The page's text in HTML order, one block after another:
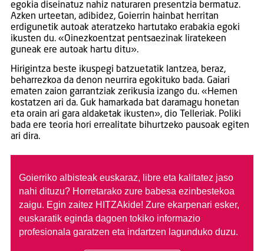
egokia diseinatuz nahiz naturaren presentzia bermatuz.
Azken urteetan, adibidez, Goierrin hainbat herritan
erdigunetik autoak ateratzeko hartutako erabakia egoki
ikusten du. «Oinezkoentzat pentsaezinak liratekeen
guneak ere autoak hartu ditu».
Hirigintza beste ikuspegi batzuetatik lantzea, beraz,
beharrezkoa da denon neurrira egokituko bada. Gaiari
ematen zaion garrantziak zerikusia izango du. «Hemen
kostatzen ari da. Guk hamarkada bat daramagu honetan
eta orain ari gara aldaketak ikusten», dio Telleriak. Poliki
bada ere teoria hori errealitate bihurtzeko pausoak egiten
ari dira.
Goierriko albisteak euskaraz, libre eta kalitatez jaso
nahi dituzu? Horretarako zure babesa ezinbestekoa
zaigu. Egin zaitez HITZAkide! Zure ekarpenari esker,
euskaratik eginda dagoen tokiko informazio
profesionala garatzen eta indartzen lagunduko duzu.